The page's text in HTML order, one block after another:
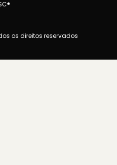
os direitos reservados